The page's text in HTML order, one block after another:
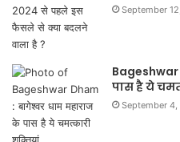
September
Bageshwar
पास है ये
September